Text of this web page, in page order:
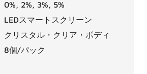
0%, 2%, 3%, 5%
LEDスマートスクリーン
クリスタル・クリア・ボディ
8個/パック